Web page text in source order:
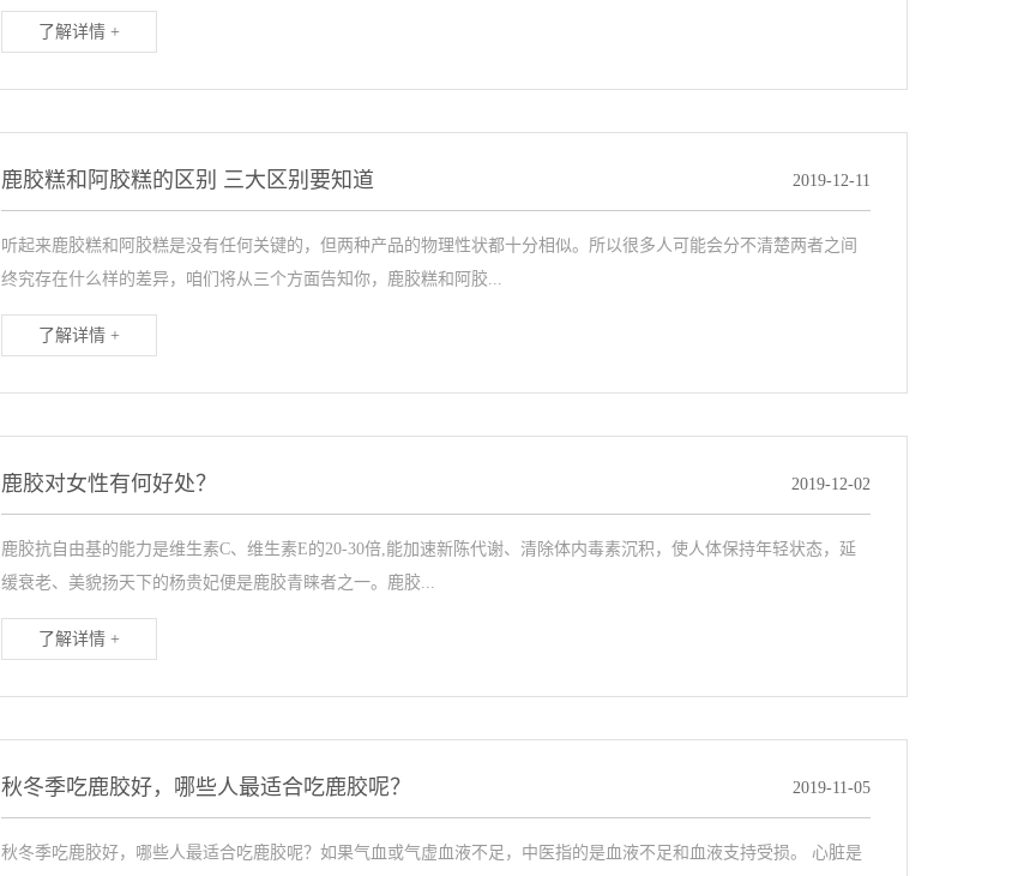
了解详情 +
鹿胶糕和阿胶糕的区别 三大区别要知道 2019-12-11
听起来鹿胶糕和阿胶糕是没有任何关键的，但两种产品的物理性状都十分相似。所以很多人可能会分不清楚两者之间
终究存在什么样的差异，咱们将从三个方面告知你，鹿胶糕和阿胶...
了解详情 +
鹿胶对女性有何好处？ 2019-12-02
鹿胶抗自由基的能力是维生素C、维生素E的20-30倍,能加速新陈代谢、清除体内毒素沉积，使人体保持年轻状态，延
缓衰老、美貌扬天下的杨贵妃便是鹿胶青睐者之一。鹿胶...
了解详情 +
秋冬季吃鹿胶好，哪些人最适合吃鹿胶呢？ 2019-11-05
秋冬季吃鹿胶好，哪些人最适合吃鹿胶呢？如果气血或气虚血液不足，中医指的是血液不足和血液支持受损。 心脏是